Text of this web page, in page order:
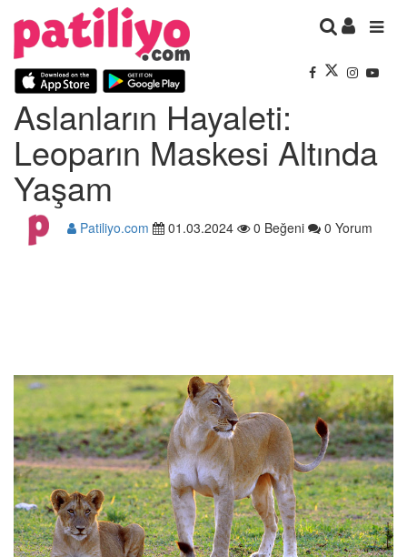
Aslanların Hayaleti:
Leoparın Maskesi Altında
Yaşam
Patiliyo.com 01.03.2024 0 Beğeni 0 Yorum